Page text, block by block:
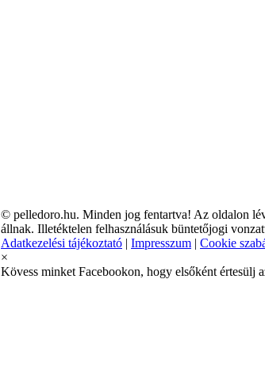
© pelledoro.hu. Minden jog fentartva! Az oldalon
állnak. Illetéktelen felhasználásuk büntetőjogi
Adatkezelési tájékoztató | Impresszum | Cookie
×
Kövess minket Facebookon, hogy elsőként értesülj